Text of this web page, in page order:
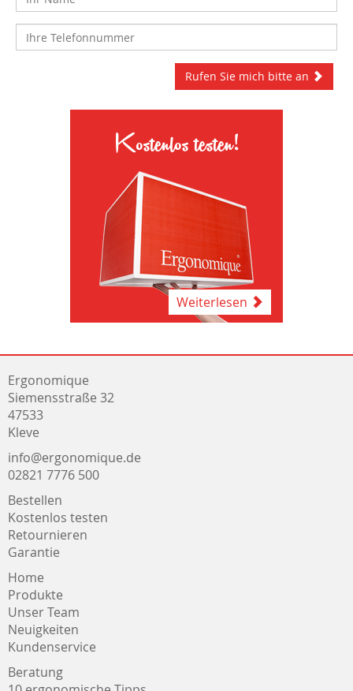
Rufen Sie mich bitte an
Kostenlos testen!
Weiterlesen
Ergonomique
Siemensstraße 32
47533
Kleve
info@ergonomique.de
02821 7776 500
Bestellen
Kostenlos testen
Retournieren
Garantie
Home
Produkte
Unser Team
Neuigkeiten
Kundenservice
Beratung